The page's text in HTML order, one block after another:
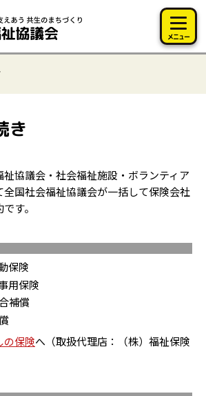
メニュー
き
祉協議会・社会福祉施設・ボランティア
国社会福祉協議会が一括して保険会社
す。
保険
用保険
補償
の保険へ（取扱代理店：（株）福祉保険